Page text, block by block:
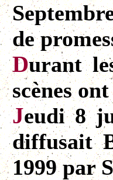
de
Durant
scènes
Jeudi 8
diffusait
1999 par